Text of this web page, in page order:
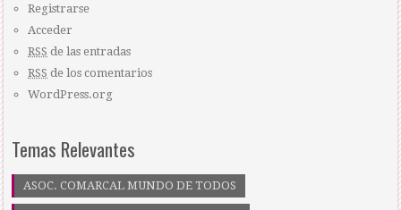
Registrarse
Acceder
RSS de las entradas
RSS de los comentarios
WordPress.org
Temas Relevantes
ASOC. COMARCAL MUNDO DE TODOS